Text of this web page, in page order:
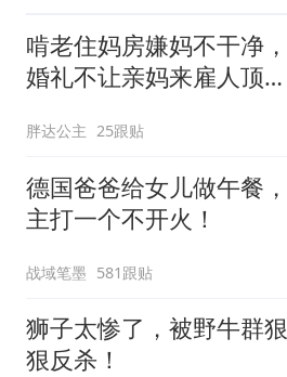
啃老住妈房嫌妈不干净，
婚礼不让亲妈来雇人顶
胖达公主 25跟贴
德国爸爸给女儿做午餐，
主打一个不开火！
战域笔墨 581跟贴
狮子太惨了，被野牛群狠
狠反杀！